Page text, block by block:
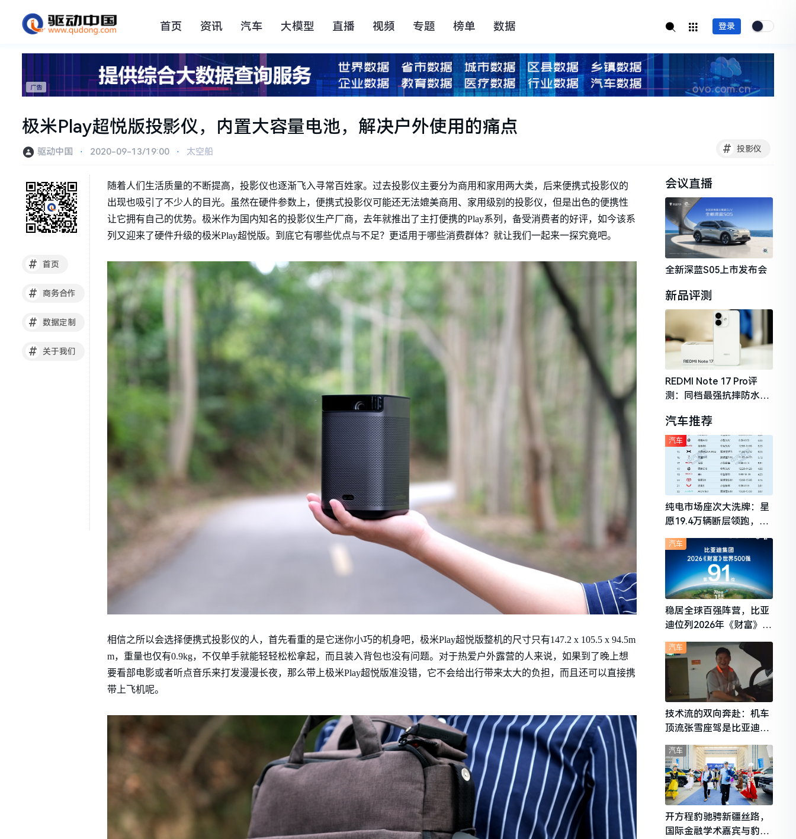
首页 资讯 汽车 大模型 直播 视频 专题 榜单 数据 登录
极米Play超悦版投影仪，内置大容量电池，解决户外使用的痛点
# 投影仪
驱动中国 ⋅ 2020-09-13/19:00 ⋅ 太空船
# 首页
# 商务合作
# 数据定制
# 关于我们
随着人们生活质量的不断提高，投影仪也逐渐飞入寻常百姓家。过去投影仪主要分为商用和家用两大类，后来便携式投影仪的
出现也吸引了不少人的目光。虽然在硬件参数上，便携式投影仪可能还无法媲美商用、家用级别的投影仪，但是出色的便携性
让它拥有自己的优势。极米作为国内知名的投影仪生产厂商，去年就推出了主打便携的Play系列，备受消费者的好评，如今该系
列又迎来了硬件升级的极米Play超悦版。到底它有哪些优点与不足？更适用于哪些消费群体？就让我们一起来一探究竟吧。
相信之所以会选择便携式投影仪的人，首先看重的是它迷你小巧的机身吧，极米Play超悦版整机的尺寸只有147.2 x 105.5 x 94.5m
m，重量也仅有0.9kg，不仅单手就能轻轻松松拿起，而且装入背包也没有问题。对于热爱户外露营的人来说，如果到了晚上想
要看部电影或者听点音乐来打发漫漫长夜，那么带上极米Play超悦版准没错，它不会给出行带来太大的负担，而且还可以直接携
带上飞机呢。
会议直播
全新深蓝S05上市发布会
新品评测
REDMI Note 17 Pro评
测：同档最强抗摔防水，
守门员
汽车推荐
纯电市场座次大洗牌：星
愿19.4万辆断层领跑，理
想i6成最强黑马
汽车
稳居全球百强阵营，比亚
迪位列2026年《财富》世
汽车
技术流的双向奔赴：机车
顶流张雪座驾是比亚迪秦
L
汽车
开方程豹驰骋新疆丝路，
国际金融学术嘉宾与豹友
汽车